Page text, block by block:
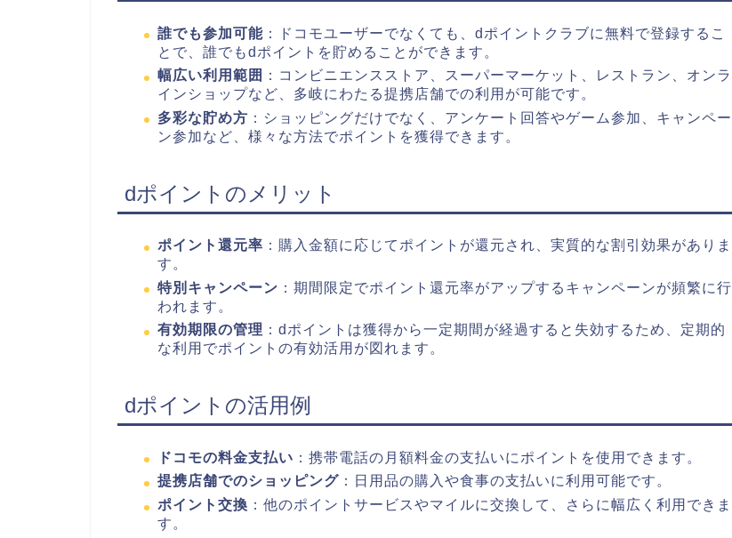
誰でも参加可能 ：ドコモユーザーでなくても、dポイントクラブに無料で登録するこ
とで、誰でもdポイントを貯めることができます。
幅広い利用範囲 ：コンビニエンスストア、スーパーマーケット、レストラン、オンラ
インショップなど、多岐にわたる提携店舗での利用が可能です。
多彩な貯め方 ：ショッピングだけでなく、アンケート回答やゲーム参加、キャンペー
ン参加など、様々な方法でポイントを獲得できます。
dポイントのメリット
ポイント還元率 ：購入金額に応じてポイントが還元され、実質的な割引効果がありま
す。
特別キャンペーン ：期間限定でポイント還元率がアップするキャンペーンが頻繁に行
われます。
有効期限の管理 ：dポイントは獲得から一定期間が経過すると失効するため、定期的
な利用でポイントの有効活用が図れます。
dポイントの活用例
ドコモの料金支払い ：携帯電話の月額料金の支払いにポイントを使用できます。
提携店舗でのショッピング ：日用品の購入や食事の支払いに利用可能です。
ポイント交換 ：他のポイントサービスやマイルに交換して、さらに幅広く利用できま
す。